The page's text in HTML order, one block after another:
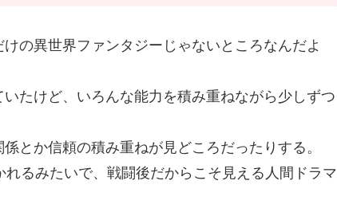
の異世界ファンタジーじゃないところなんだよ
たけど、いろんな能力を積み重ねながら少しずつ
とか信頼の積み重ねが見どころだったりする。
るみたいで、戦闘後だからこそ見える人間ドラマ